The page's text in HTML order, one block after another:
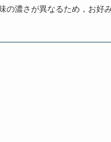
の濃さが異なるため，お好